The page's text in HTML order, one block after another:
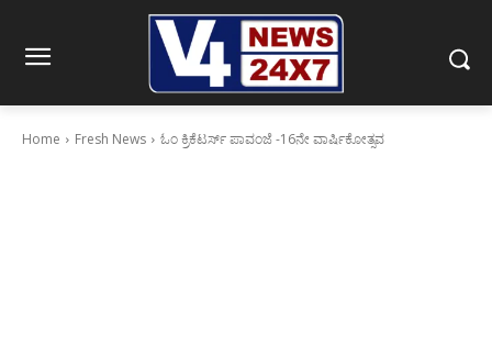
Home Fresh News ಓಂ ಕ್ರಿಕೆಟರ್ಸ್ ಪಾವಂಜೆ -16ನೇ ವಾರ್ಷಿಕೋತ್ಸವ